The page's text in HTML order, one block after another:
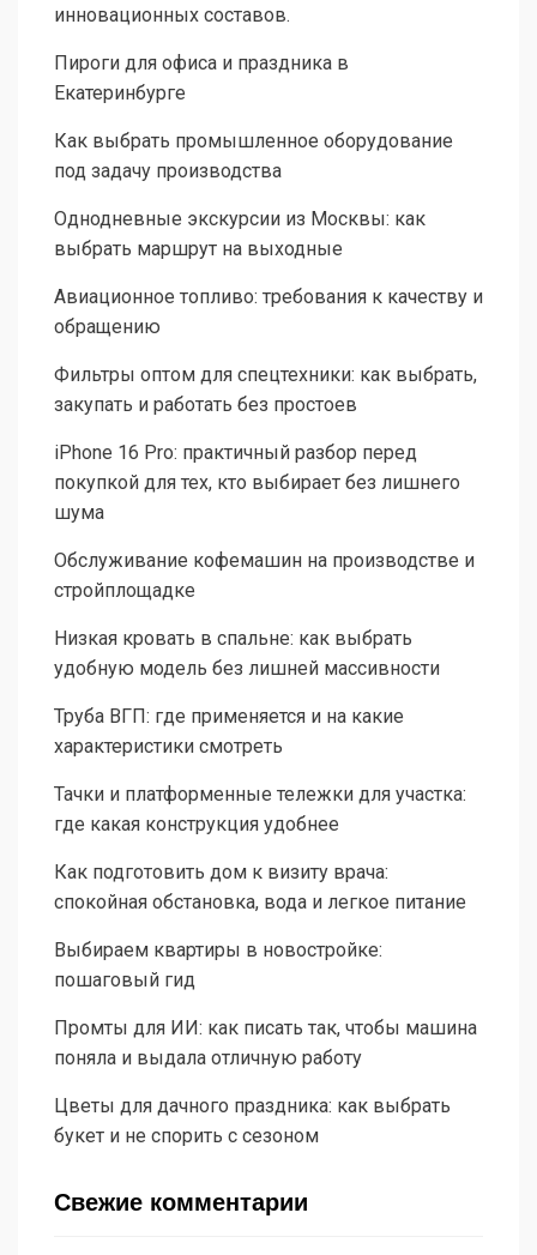
инновационных составов.
Пироги для офиса и праздника в
Екатеринбурге
Как выбрать промышленное оборудование
под задачу производства
Однодневные экскурсии из Москвы: как
выбрать маршрут на выходные
Авиационное топливо: требования к качеству и
обращению
Фильтры оптом для спецтехники: как выбрать,
закупать и работать без простоев
iPhone 16 Pro: практичный разбор перед
покупкой для тех, кто выбирает без лишнего
шума
Обслуживание кофемашин на производстве и
стройплощадке
Низкая кровать в спальне: как выбрать
удобную модель без лишней массивности
Труба ВГП: где применяется и на какие
характеристики смотреть
Тачки и платформенные тележки для участка:
где какая конструкция удобнее
Как подготовить дом к визиту врача:
спокойная обстановка, вода и легкое питание
Выбираем квартиры в новостройке:
пошаговый гид
Промты для ИИ: как писать так, чтобы машина
поняла и выдала отличную работу
Цветы для дачного праздника: как выбрать
букет и не спорить с сезоном
Свежие комментарии